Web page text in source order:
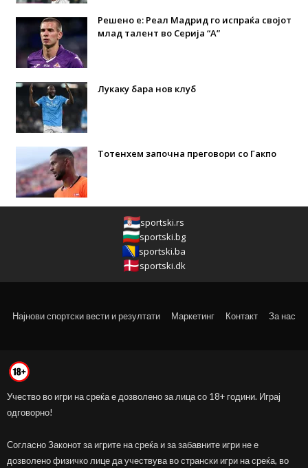
Решено е: Реал Мадрид го испраќа својот
млад талент во Серија “А”
Лукаку бара нов клуб
Тотенхем започна преговори со Гакпо
sportski.rs
sportski.bg
sportski.ba
sportski.dk
Најнови спортски вести и резултати Маркетинг Контакт За нас
Учество во игри на среќа е дозволено за лица со 18+ години. Играј
одговорно!
Согласно Законот за игрите на среќа и за забавните игри не е
дозволено физичко лице да учествува во странски игри на среќа, во